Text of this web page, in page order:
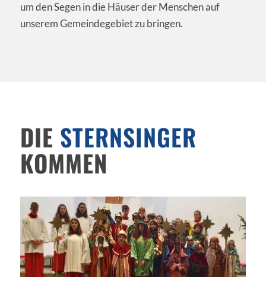
um den Segen in die Häuser der Menschen auf
unserem Gemeindegebiet zu bringen.
DIE STERNSINGER
KOMMEN